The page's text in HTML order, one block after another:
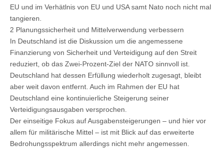
EU und im Verhätlnis von EU und USA samt Nato noch nicht mal
tangieren.
2 Planungssicherheit und Mittelverwendung verbessern
In Deutschland ist die Diskussion um die angemessene
Finanzierung von Sicherheit und Verteidigung auf den Streit
reduziert, ob das Zwei-Prozent-Ziel der NATO sinnvoll ist.
Deutschland hat dessen Erfüllung wiederholt zugesagt, bleibt
aber weit davon entfernt. Auch im Rahmen der EU hat
Deutschland eine kontinuierliche Steigerung seiner
Verteidigungsausgaben versprochen.
Der einseitige Fokus auf Ausgabensteigerungen – und hier vor
allem für militärische Mittel – ist mit Blick auf das erweiterte
Bedrohungsspektrum allerdings nicht mehr angemessen.